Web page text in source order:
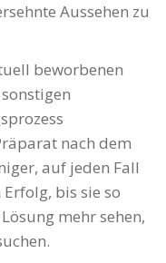
Aussehen zu
beworbenen
nach dem
auf jeden Fall
bis sie so
mehr sehen,